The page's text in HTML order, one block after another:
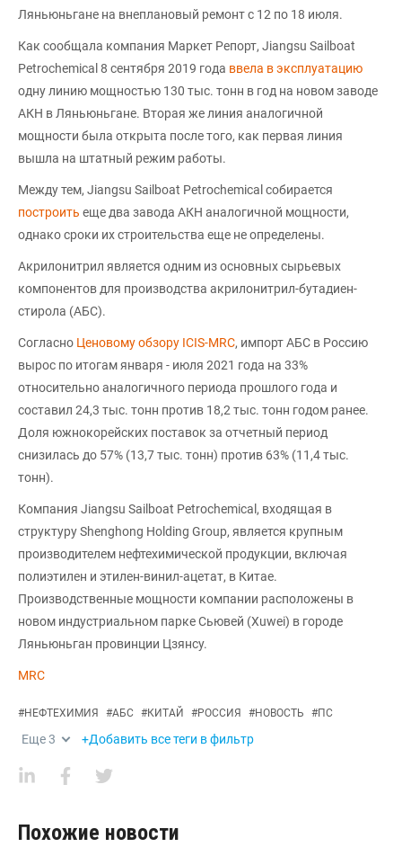
Ляньюньгане на внеплановый ремонт с 12 по 18 июля.
Как сообщала компания Маркет Репорт, Jiangsu Sailboat
Petrochemical 8 сентября 2019 года ввела в эксплуатацию
одну линию мощностью 130 тыс. тонн в год на новом заводе
АКН в Ляньюньгане. Вторая же линия аналогичной
мощности была открыта после того, как первая линия
вышла на штатный режим работы.
Между тем, Jiangsu Sailboat Petrochemical собирается
построить еще два завода АКН аналогичной мощности,
однако сроки их строительства еще не определены.
Акрилонитрил является одним из основных сырьевых
компонентов для производства акрилонитрил-бутадиен-
стирола (АБС).
Согласно Ценовому обзору ICIS-MRC, импорт АБС в Россию
вырос по итогам января - июля 2021 года на 33%
относительно аналогичного периода прошлого года и
составил 24,3 тыс. тонн против 18,2 тыс. тонн годом ранее.
Доля южнокорейских поставок за отчетный период
снизилась до 57% (13,7 тыс. тонн) против 63% (11,4 тыс.
тонн).
Компания Jiangsu Sailboat Petrochemical, входящая в
структуру Shenghong Holding Group, является крупным
производителем нефтехимической продукции, включая
полиэтилен и этилен-винил-ацетат, в Китае.
Производственные мощности компании расположены в
новом индустриальном парке Сьювей (Xuwei) в городе
Ляньюньган провинции Цзянсу.
MRC
#НЕФТЕХИМИЯ #АБС #КИТАЙ #РОССИЯ #НОВОСТЬ #ПС
Еще3 +Добавить все теги в фильтр
Похожие новости